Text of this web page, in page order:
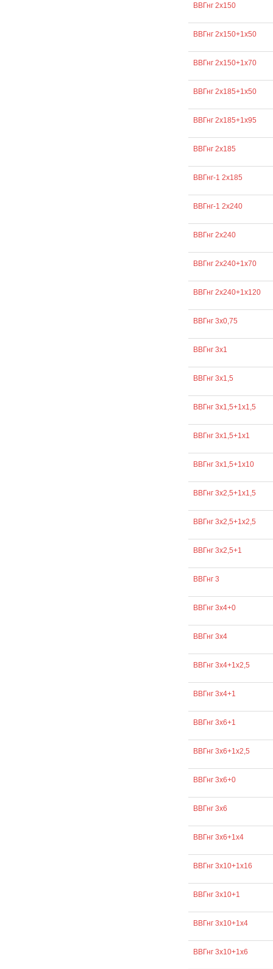
ВВГнг 2х150
ВВГнг 2х150+1х50
ВВГнг 2х150+1х70
ВВГнг 2х185+1х50
ВВГнг 2х185+1х95
ВВГнг 2х185
ВВГнг-1 2х185
ВВГнг-1 2х240
ВВГнг 2х240
ВВГнг 2х240+1х70
ВВГнг 2х240+1х120
ВВГнг 3х0,75
ВВГнг 3х1
ВВГнг 3х1,5
ВВГнг 3х1,5+1х1,5
ВВГнг 3х1,5+1х1
ВВГнг 3х1,5+1х10
ВВГнг 3х2,5+1х1,5
ВВГнг 3х2,5+1х2,5
ВВГнг 3х2,5+1
ВВГнг 3
ВВГнг 3х4+0
ВВГнг 3х4
ВВГнг 3х4+1х2,5
ВВГнг 3х4+1
ВВГнг 3х6+1
ВВГнг 3х6+1х2,5
ВВГнг 3х6+0
ВВГнг 3х6
ВВГнг 3х6+1х4
ВВГнг 3х10+1х16
ВВГнг 3х10+1
ВВГнг 3х10+1х4
ВВГнг 3х10+1х6